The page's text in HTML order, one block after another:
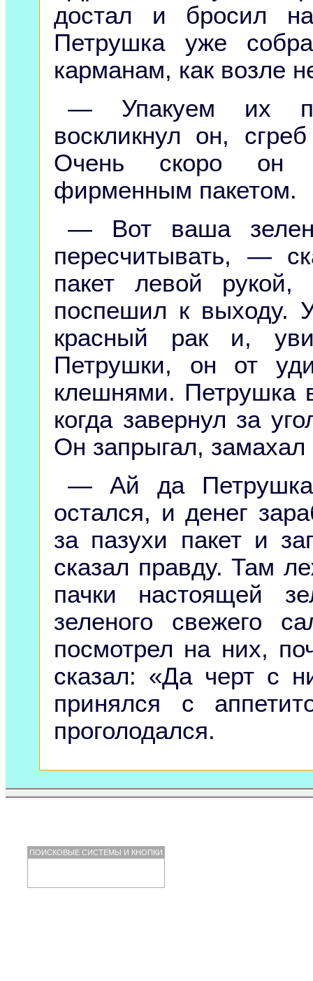
достал и бросил
Петрушка уже
карманам, как возле
— Упакуем их
воскликнул он,
Очень скоро он
фирменным пакетом.
— Вот ваша
пересчитывать, —
пакет левой
поспешил к выходу.
красный рак и,
Петрушки, он от
клешнями. Петрушка
когда завернул за
Он запрыгал, замахал
— Ай да
остался, и денег
за пазухи пакет и
сказал правду. Там
пачки настоящей
зеленого свежего
посмотрел на них,
сказал: «Да черт с
принялся с
проголодался.
ПОИСКОВЫЕ СИСТЕМЫ И КНОПКИ